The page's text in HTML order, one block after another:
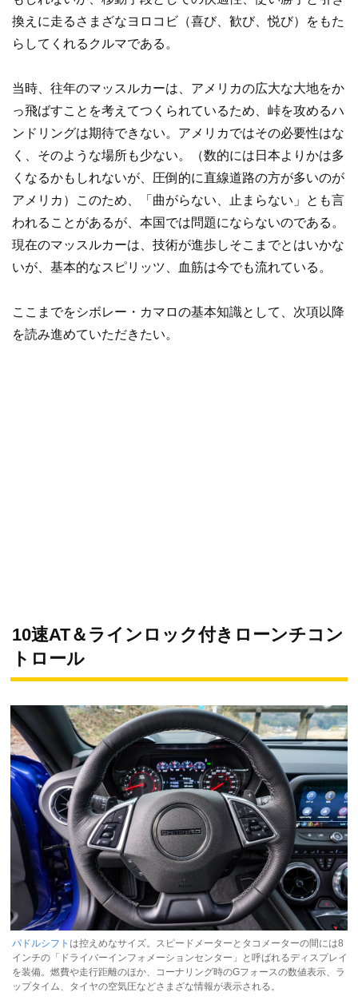
換えに走るさまざなヨロコビ（喜び、歓び、悦び）をもた
らしてくれるクルマである。
当時、往年のマッスルカーは、アメリカの広大な大地をか
っ飛ばすことを考えてつくられているため、峠を攻めるハ
ンドリングは期待できない。アメリカではその必要性はな
く、そのような場所も少ない。（数的には日本よりかは多
くなるかもしれないが、圧倒的に直線道路の方が多いのが
アメリカ）このため、「曲がらない、止まらない」とも言
われることがあるが、本国では問題にならないのである。
現在のマッスルカーは、技術が進歩しそこまでとはいかな
いが、基本的なスピリッツ、血筋は今でも流れている。
ここまでをシボレー・カマロの基本知識として、次項以降
を読み進めていただきたい。
10速AT＆ラインロック付きローンチコン
トロール
パドルシフト は控えめなサイズ。スピードメーターとタコメーターの間には8
インチの「ドライバーインフォメーションセンター」と呼ばれるディスプレイ
を装備。燃費や走行距離のほか、コーナリング時のGフォースの数値表示、ラ
ップタイム、タイヤの空気圧などさまざな情報が表示される。